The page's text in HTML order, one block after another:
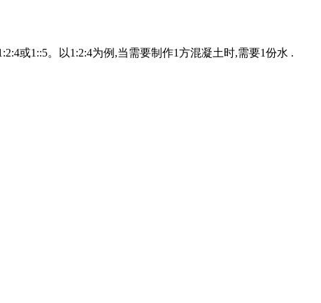
或1::5。以1:2:4为例,当需要制作1方混凝土时,需要1份水 .